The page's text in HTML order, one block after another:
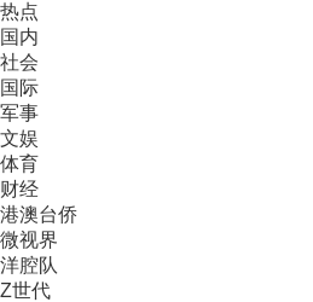
热点
国内
社会
国际
军事
文娱
体育
财经
港澳台侨
微视界
洋腔队
Z世代